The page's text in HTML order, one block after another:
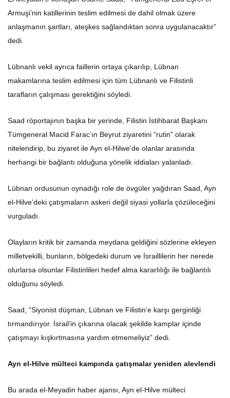
Armuşi’nin katillerinin teslim edilmesi de dahil olmak üzere
anlaşmanın şartları, ateşkes sağlandıktan sonra uygulanacaktır”
dedi.
Lübnanlı vekil ayrıca faillerin ortaya çıkarılıp, Lübnan
makamlarına teslim edilmesi için tüm Lübnanlı ve Filistinli
tarafların çalışması gerektiğini söyledi.
Saad röportajının başka bir yerinde, Filistin İstihbarat Başkanı
Tümgeneral Macid Farac’ın Beyrut ziyaretini “rutin” olarak
nitelendirip, bu ziyaret ile Ayn el-Hilwe’de olanlar arasında
herhangi bir bağlantı olduğuna yönelik iddiaları yalanladı.
Lübnan ordusunun oynadığı role de övgüler yağdıran Saad, Ayn
el-Hilve’deki çatışmaların askeri değil siyasi yollarla çözüleceğini
vurguladı.
Olayların kritik bir zamanda meydana geldiğini sözlerine ekleyen
milletvekilli, bunların, bölgedeki durum ve İsraillilerin her nerede
olurlarsa olsunlar Filistinlileri hedef alma kararlılığı ile bağlantılı
olduğunu söyledi.
Saad, “Siyonist düşman, Lübnan ve Filistin’e karşı gerginliği
tırmandırıyor. İsrail’in çıkarına olacak şekilde kamplar içinde
çatışmayı kışkırtmasına yardım etmemeliyiz” dedi.
Ayn el-Hilve mülteci kampında çatışmalar yeniden alevlendi
Bu arada el-Meyadin haber ajansı, Ayn el-Hilve mülteci